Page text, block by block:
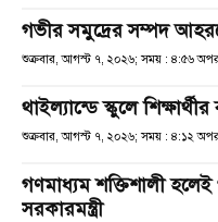
গভীর সমুদ্রের সম্পদ আহরণের
শুক্রবার, আগস্ট ৭, ২০২৬; সময় : ৪:৫৬
থাইল্যান্ডে স্কুলে
শুক্রবার, আগস্ট ৭, ২০২৬; সময় : ৪:১২
গণমাধ্যম শক্তিশালী হলেই
সরকারমন্ত্রী